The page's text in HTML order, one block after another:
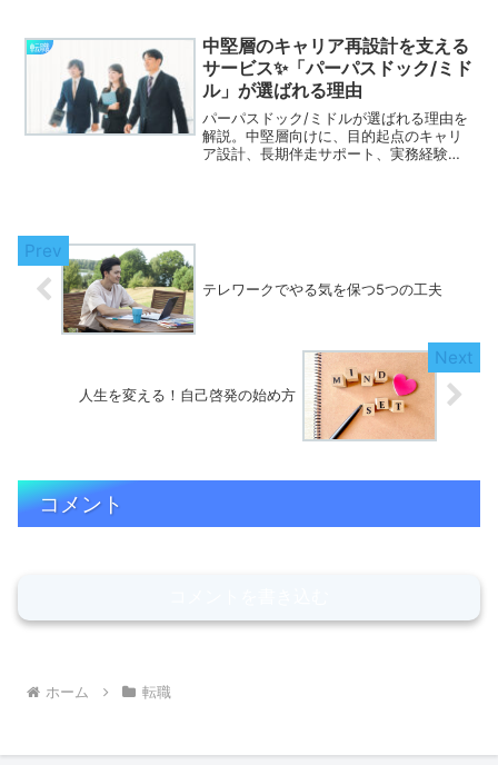
転職
中堅層のキャリア再設計を支える
サービス✨「パーパスドック/ミド
ル」が選ばれる理由
パーパスドック/ミドルが選ばれる理由を
解説。中堅層向けに、目的起点のキャリ
ア設計、長期伴走サポート、実務経験豊
テレワークでやる気を保つ5つの工夫
人生を変える！自己啓発の始め方
コメント
ホーム 転職